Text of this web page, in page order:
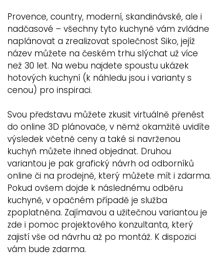
Provence, country, moderní, skandinávské, ale i
nadčasové – všechny tyto kuchyně vám zvládne
naplánovat a zrealizovat společnost Siko, jejíž
název můžete na českém trhu slýchat už více
než 30 let. Na webu najdete spoustu ukázek
hotových kuchyní (k náhledu jsou i varianty s
cenou) pro inspiraci.
Svou představu můžete zkusit virtuálně přenést
do online 3D plánovače, v němž okamžitě uvidíte
výsledek včetně ceny a také si navrženou
kuchyň můžete ihned objednat. Druhou
variantou je pak grafický návrh od odborníků
online či na prodejně, který můžete mít i zdarma.
Pokud ovšem dojde k následnému odběru
kuchyně, v opačném případě je služba
zpoplatněna. Zajímavou a užitečnou variantou je
zde i pomoc projektového konzultanta, který
zajistí vše od návrhu až po montáž. K dispozici
vám bude zdarma.